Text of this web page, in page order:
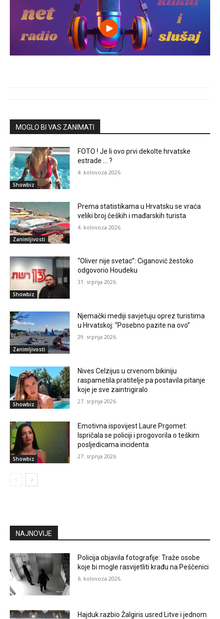
MOGLO BI VAS ZANIMATI
Showbiz
FOTO ! Je li ovo prvi dekolte hrvatske
estrade … ?
4. kolovoza 2026.
Zanimljivosti
Prema statistikama u Hrvatsku se vraća
veliki broj čeških i mađarskih turista
4. kolovoza 2026.
Showbiz
“Oliver nije svetac”: Ciganović žestoko
odgovorio Houdeku
31. srpnja 2026.
Zanimljivosti
Njemački mediji savjetuju oprez turistima
u Hrvatskoj: “Posebno pazite na ovo”
29. srpnja 2026.
Showbiz
Nives Celzijus u crvenom bikiniju
raspametila pratitelje pa postavila pitanje
koje je sve zaintrigiralo
27. srpnja 2026.
Showbiz
Emotivna ispovijest Laure Prgomet:
Ispričala se policiji i progovorila o teškim
posljedicama incidenta
27. srpnja 2026.
NAJNOVIJE
Policija objavila fotografije: Traže osobe
koje bi mogle rasvijetliti krađu na Peščenici
6. kolovoza 2026.
Hajduk razbio Žalgiris usred Litve i jednom